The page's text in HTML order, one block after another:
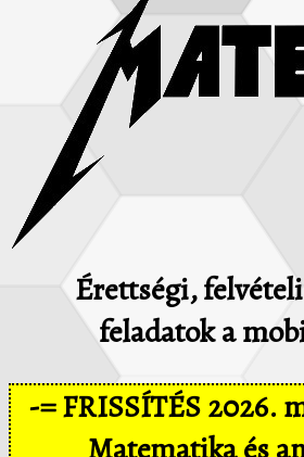
Érettségi,
feladatok a
-= FRISSÍTÉS 2026.